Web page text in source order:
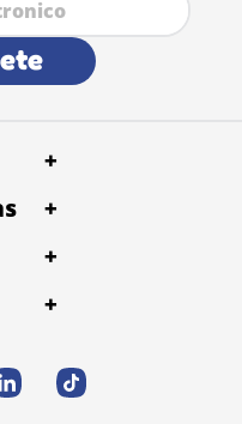
+
rica
+
+
y datos
+